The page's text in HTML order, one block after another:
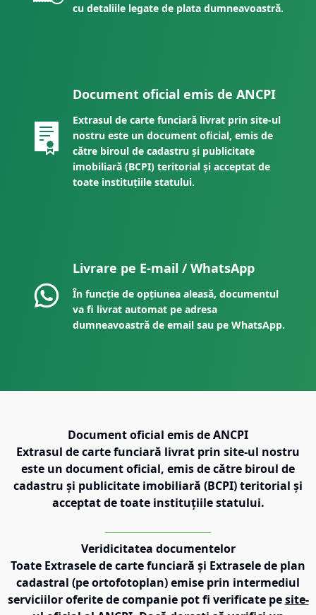
cu detaliile legate de plata dumneavoastră.
Document oficial emis de ANCPI
Extrasul de carte funciară livrat prin site-ul
nostru este un document oficial, emis de
către biroul de cadastru și publicitate
imobiliară (BCPI) teritorial și acceptat de
toate instituțiile statului.
Livrare pe E-mail / WhatsApp
În funcție de opțiunea aleasă, documentul
va fi livrat automat pe adresa
dumneavoastră de email sau pe WhatsApp.
Document oficial emis de ANCPI
Extrasul de carte funciară livrat prin site-ul nostru
este un document oficial, emis de către biroul de
cadastru și publicitate imobiliară (BCPI) teritorial și
acceptat de toate instituțiile statului.
Veridicitatea documentelor
Toate Extrasele de carte funciară și Extrasele de plan
cadastral (pe ortofotoplan) emise prin intermediul
serviciilor oferite de companie pot fi verificate pe site-